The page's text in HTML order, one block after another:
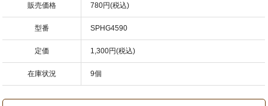
販売価格 780円(税込)
型番 SPHG4590
定価 1,300円(税込)
在庫状況 9個